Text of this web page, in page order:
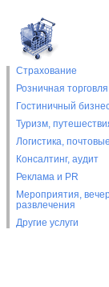
Страхование
Розничная
Гостиничный
Туризм,
Логистика,
Консалтинг, аудит
Реклама и PR
Мероприятия,
развлечения
Другие услуги